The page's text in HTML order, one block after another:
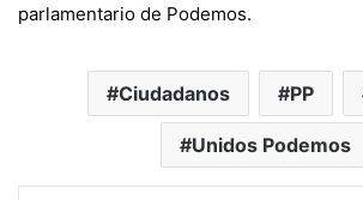
parlamentario de Podemos.
Ciudadanos PP
Unidos Podemos